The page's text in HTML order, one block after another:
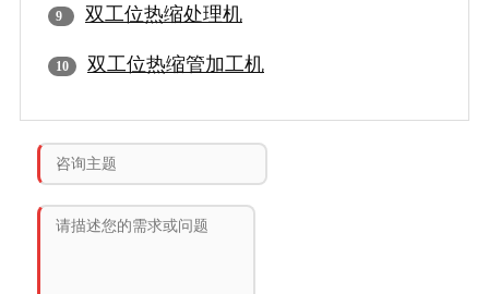
双工位热缩处理机
双工位热缩管加工机